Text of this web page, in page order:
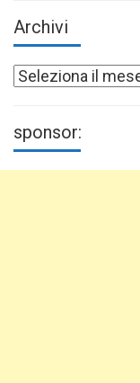
Archivi
Archivi
sponsor: